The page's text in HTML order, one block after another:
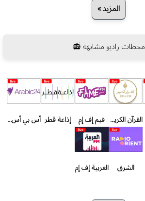
المزيد »
محطات راديو مشابهة 📻
القرآن الكريم - الدوحة فيم إف إم إذاعة قطر أس بي أس عربي
الشرق العربية إف إم